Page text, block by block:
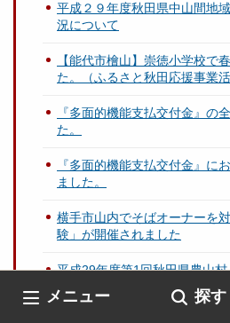
メニュー 探す
平成２９年度秋田県中山間地
況について
【能代市檜山】崇徳小学校で
た。（ふるさと秋田応援事業活
『多面的機能支払交付金』の
た。
『多面的機能支払交付金』に
ました。
横手市⼭内でそばオーナーを
験」が開催されました
平成29年度第1回秋田県農山
が開催されました。